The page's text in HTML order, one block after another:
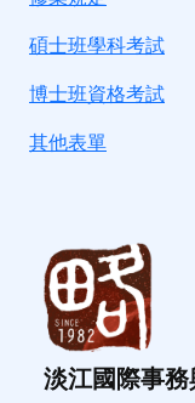
碩士班學科考試
博士班資格考試
其他表單
淡江國際事